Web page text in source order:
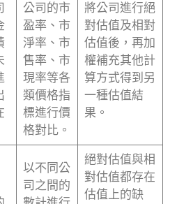
公司的市
盈率、市
淨率、市
售率、市
現率等各
類價格指
標進行價
格對比。
將公司進行絕
對估值及相對
估值後，再加
權補充其他計
算方式得到另
一種估值結
果。
以不同公
司之間的
絕對估值與相
對估值都存在
估值上的缺